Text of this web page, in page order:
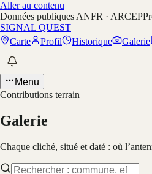
Aller au contenu
Données publiques ANFR · ARCEP
SIGNAL QUEST
Carte
Profil Historique Galerie
Menu
Contributions terrain
Galerie
Chaque cliché, situé et daté : où